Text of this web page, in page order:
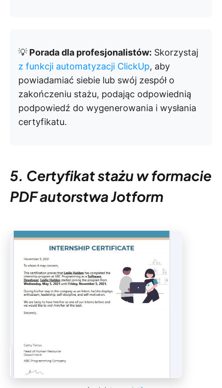
💡 Porada dla profesjonalistów: Skorzystaj
z funkcji automatyzacji ClickUp, aby
powiadamiać siebie lub swój zespół o
zakończeniu stażu, podając odpowiednią
podpowiedź do wygenerowania i wysłania
certyfikatu.
5. Certyfikat stażu w formacie
PDF autorstwa Jotform